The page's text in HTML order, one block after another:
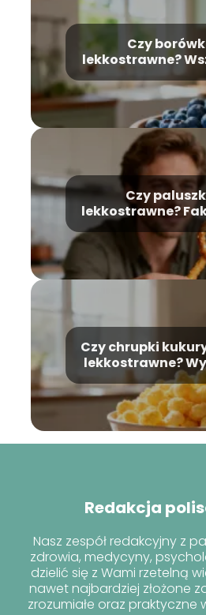
Czy
lekkostrawne?
warto
Czy
lekkostrawne?
Czy chrupki
lekkostrawne?
Redakcja
Nasz zespół redakcyjny z
zdrowia, medycyny,
dzielić się z Wami rzetelną
nawet najbardziej złożone
zrozumiałe oraz praktyczne